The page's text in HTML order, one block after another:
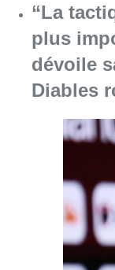
“La
plus
dévoile
Diables